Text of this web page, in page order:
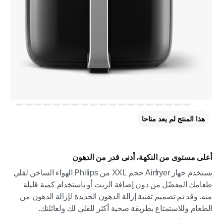
أعلى مستوى من النكهة، أدنى قدر من الدهون
يستخدم جهاز Airfryer حجم XXL من Philips الهواء الساخن لقلي
طعامك المفضّل من دون إضافة الزيت أو باستخدام كمية قليلة
منه. وقد تم تصميم تقنية إزالة الدهون الجديدة لإزالة الدهون من
الطعام وللاستمتاع بطريقة صحية أكثر للقلي لك ولعائلتك.
هذا المنتج لم يعد متاحا